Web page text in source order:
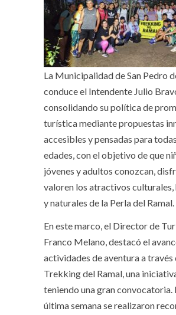
La Municipalidad de San Pedro
conduce el Intendente Julio
consolidando su política de
turística mediante propuestas
accesibles y pensadas para
edades, con el objetivo de que
jóvenes y adultos conozcan,
valoren los atractivos
y naturales de la Perla del Ramal.
En este marco, el Director de
Franco Melano, destacó el
actividades de aventura a través
Trekking del Ramal, una
teniendo una gran convocatoria.
última semana se realizaron